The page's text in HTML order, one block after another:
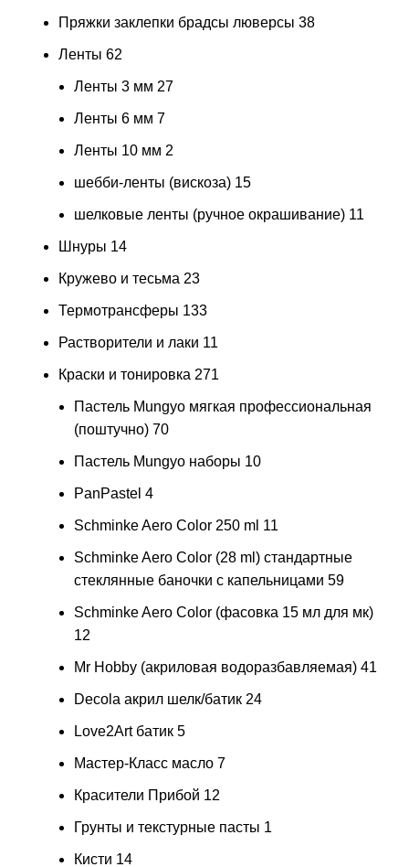
Пряжки заклепки брадсы люверсы 38
Ленты 62
Ленты 3 мм 27
Ленты 6 мм 7
Ленты 10 мм 2
шебби-ленты (вискоза) 15
шелковые ленты (ручное окрашивание) 11
Шнуры 14
Кружево и тесьма 23
Термотрансферы 133
Растворители и лаки 11
Краски и тонировка 271
Пастель Mungyo мягкая профессиональная
(поштучно) 70
Пастель Mungyo наборы 10
PanPastel 4
Schminke Aero Color 250 ml 11
Schminke Aero Color (28 ml) стандартные
стеклянные баночки с капельницами 59
Schminke Aero Color (фасовка 15 мл для мк)
12
Mr Hobby (акриловая водоразбавляемая) 41
Decola акрил шелк/батик 24
Love2Art батик 5
Мастер-Класс масло 7
Красители Прибой 12
Грунты и текстурные пасты 1
Кисти 14